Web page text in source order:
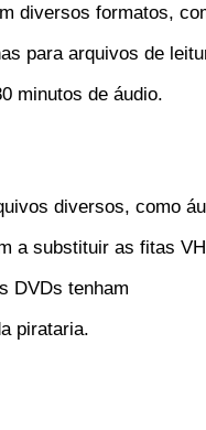
diversos formatos,
para arquivos de
minutos de áudio.
diversos, como
a substituir as fitas
DVDs tenham
pirataria.